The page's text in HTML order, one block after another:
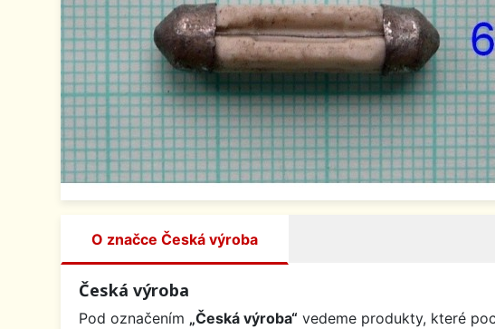
O značce Česká výroba
Česká výroba
Pod označením „Česká výroba“ vedeme produkty, které